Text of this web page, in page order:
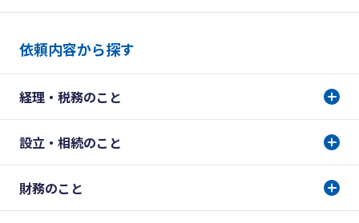
依頼内容から探す
経理・税務のこと
設立・相続のこと
財務のこと